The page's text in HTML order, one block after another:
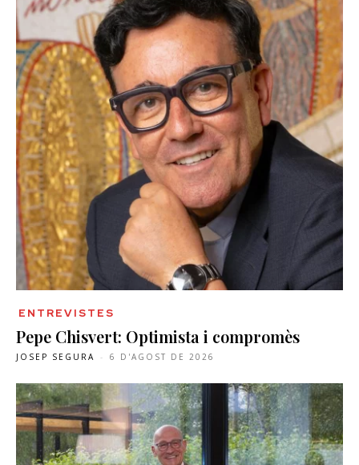
ENTREVISTES
Pepe Chisvert: Optimista i compromès
JOSEP SEGURA - 6 D'AGOST DE 2026